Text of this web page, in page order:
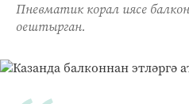
Пневматик корал иясе
оештырган.